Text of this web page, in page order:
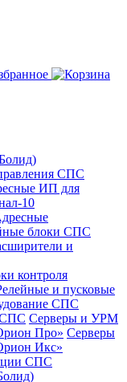
СПС
ИП для
10
блоки СПС
и
контроля
и пусковые
СПС
СПС Серверы и УРМ
Про» Серверы
Икс»
СПС